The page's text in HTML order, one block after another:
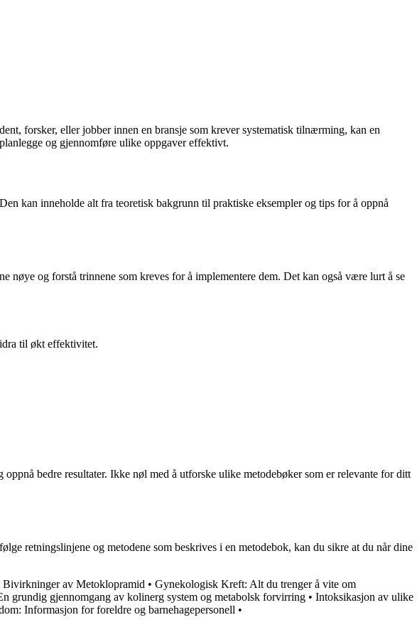
forsker, eller jobber innen en bransje som krever systematisk tilnærming, kan en
og gjennomføre ulike oppgaver effektivt.
kan inneholde alt fra teoretisk bakgrunn til praktiske eksempler og tips for å oppnå
og forstå trinnene som kreves for å implementere dem. Det kan også være lurt å se
til økt effektivitet.
bedre resultater. Ikke nøl med å utforske ulike metodebøker som er relevante for ditt
retningslinjene og metodene som beskrives i en metodebok, kan du sikre at du når dine
av Metoklopramid • Gynekologisk Kreft: Alt du trenger å vite om
grundig gjennomgang av kolinerg system og metabolsk forvirring • Intoksikasjon av ulike
Informasjon for foreldre og barnehagepersonell •